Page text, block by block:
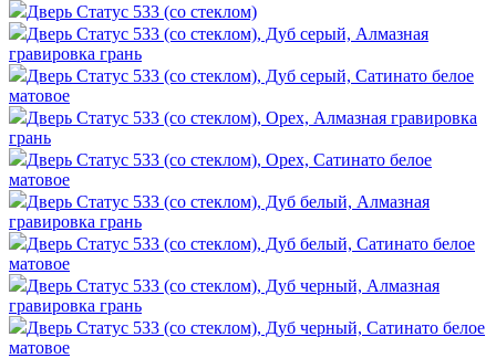
Дверь Статус 533 (со стеклом)
Дверь Статус 533 (со стеклом), Дуб серый, Алмазная
гравировка грань
Дверь Статус 533 (со стеклом), Дуб серый, Сатинато белое
матовое
Дверь Статус 533 (со стеклом), Орех, Алмазная гравировка
грань
Дверь Статус 533 (со стеклом), Орех, Сатинато белое
матовое
Дверь Статус 533 (со стеклом), Дуб белый, Алмазная
гравировка грань
Дверь Статус 533 (со стеклом), Дуб белый, Сатинато белое
матовое
Дверь Статус 533 (со стеклом), Дуб черный, Алмазная
гравировка грань
Дверь Статус 533 (со стеклом), Дуб черный, Сатинато белое
матовое